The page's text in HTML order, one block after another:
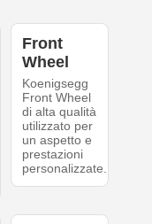
Front
Wheel
Koenigsegg
Front Wheel
di alta qualità
utilizzato per
un aspetto e
prestazioni
personalizzate.